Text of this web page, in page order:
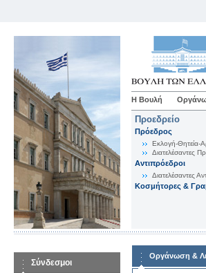
Η Βουλή
Προεδρείο
Πρόεδρος
Εκλογή-Θητεία-
Διατελέσαντες
Αντιπρόεδροι
Διατελέσαντες
Κοσμήτορες &
Σύνδεσμοι
Οργάνωση &